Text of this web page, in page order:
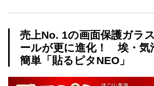
売上No. 1の画面保護ガラ
ールが更に進化！ 埃・気
簡単「貼るピタNEO」